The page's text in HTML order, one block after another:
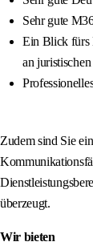
Sehr gute
Ein Blick fürs
an
Zudem sind Sie
überzeugt.
Wir bieten